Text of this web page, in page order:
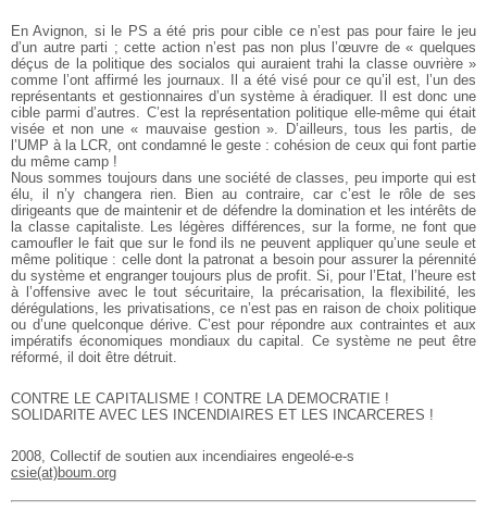
En Avignon, si le PS a été pris pour cible ce n’est pas pour faire le jeu
d’un autre parti ; cette action n’est pas non plus l’œuvre de « quelques
déçus de la politique des socialos qui auraient trahi la classe ouvrière »
comme l’ont affirmé les journaux. Il a été visé pour ce qu’il est, l’un des
représentants et gestionnaires d’un système à éradiquer. Il est donc une
cible parmi d’autres. C’est la représentation politique elle-même qui était
visée et non une « mauvaise gestion ». D’ailleurs, tous les partis, de
l’UMP à la LCR, ont condamné le geste : cohésion de ceux qui font partie
du même camp !
Nous sommes toujours dans une société de classes, peu importe qui est
élu, il n’y changera rien. Bien au contraire, car c’est le rôle de ses
dirigeants que de maintenir et de défendre la domination et les intérêts de
la classe capitaliste. Les légères différences, sur la forme, ne font que
camoufler le fait que sur le fond ils ne peuvent appliquer qu’une seule et
même politique : celle dont la patronat a besoin pour assurer la pérennité
du système et engranger toujours plus de profit. Si, pour l’Etat, l’heure est
à l’offensive avec le tout sécuritaire, la précarisation, la flexibilité, les
dérégulations, les privatisations, ce n’est pas en raison de choix politique
ou d’une quelconque dérive. C’est pour répondre aux contraintes et aux
impératifs économiques mondiaux du capital. Ce système ne peut être
réformé, il doit être détruit.
CONTRE LE CAPITALISME ! CONTRE LA DEMOCRATIE !
SOLIDARITE AVEC LES INCENDIAIRES ET LES INCARCERES !
2008, Collectif de soutien aux incendiaires engeolé-e-s
csie(at)boum.org